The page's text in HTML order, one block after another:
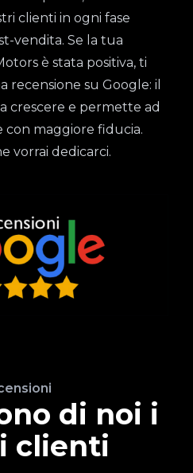
clienti in ogni fase
vendita. Se la tua
è stata positiva, ti
recensione su Google: il
crescere e permette ad
con maggiore fiducia.
vorrai dedicarci.
di noi i
clienti